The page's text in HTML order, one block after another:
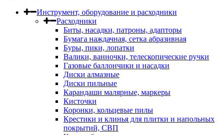
Инструмент, оборудование и расходники
Расходники
Биты, насадки, патроны, адапторы
Бумага наждачная, сетка абразивная
Буры, пики, лопатки
Валики, ванночки, телескопические ручки
Газовые баллончики и насадки
Диски алмазные
Диски пильные
Карандаши малярные, маркеры
Кисточки
Коронки, кольцевые пилы
Крестики и клинья для плитки и напольных
покрытий, СВП